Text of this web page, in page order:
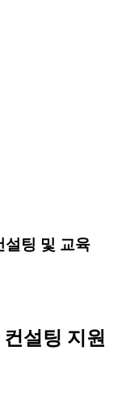
설팅 및 교육
설팅 지원